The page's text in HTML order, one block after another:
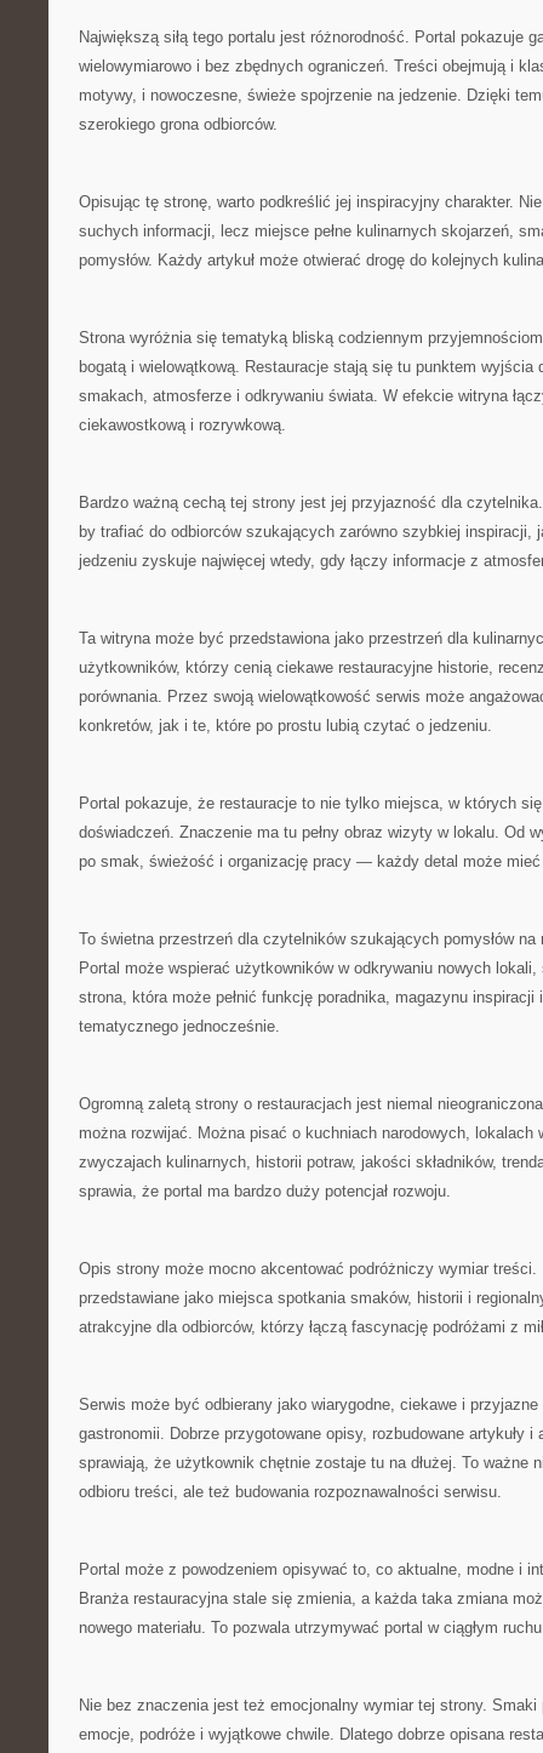
Największą siłą tego portalu jest różnorodność. Portal pokazuje
wielowymiarowo i bez zbędnych ograniczeń. Treści obejmują i
motywy, i nowoczesne, świeże spojrzenie na jedzenie. Dzięki
szerokiego grona odbiorców.
Opisując tę stronę, warto podkreślić jej inspiracyjny charakter.
suchych informacji, lecz miejsce pełne kulinarnych skojarzeń,
pomysłów. Każdy artykuł może otwierać drogę do kolejnych
Strona wyróżnia się tematyką bliską codziennym
bogatą i wielowątkową. Restauracje stają się tu punktem wyjścia
smakach, atmosferze i odkrywaniu świata. W efekcie witryna
ciekawostkową i rozrywkową.
Bardzo ważną cechą tej strony jest jej przyjazność dla
by trafiać do odbiorców szukających zarówno szybkiej inspiracji,
jedzeniu zyskuje najwięcej wtedy, gdy łączy informacje z
Ta witryna może być przedstawiona jako przestrzeń dla
użytkowników, którzy cenią ciekawe restauracyjne historie,
porównania. Przez swoją wielowątkowość serwis może
konkretów, jak i te, które po prostu lubią czytać o jedzeniu.
Portal pokazuje, że restauracje to nie tylko miejsca, w których
doświadczeń. Znaczenie ma tu pełny obraz wizyty w lokalu. Od
po smak, świeżość i organizację pracy — każdy detal może
To świetna przestrzeń dla czytelników szukających pomysłów
Portal może wspierać użytkowników w odkrywaniu nowych lokali,
strona, która może pełnić funkcję poradnika, magazynu inspiracji
tematycznego jednocześnie.
Ogromną zaletą strony o restauracjach jest niemal
można rozwijać. Można pisać o kuchniach narodowych, lokalach
zwyczajach kulinarnych, historii potraw, jakości składników,
sprawia, że portal ma bardzo duży potencjał rozwoju.
Opis strony może mocno akcentować podróżniczy wymiar
przedstawiane jako miejsca spotkania smaków, historii i
atrakcyjne dla odbiorców, którzy łączą fascynację podróżami z
Serwis może być odbierany jako wiarygodne, ciekawe i przyjazne
gastronomii. Dobrze przygotowane opisy, rozbudowane artykuły
sprawiają, że użytkownik chętnie zostaje tu na dłużej. To ważne
odbioru treści, ale też budowania rozpoznawalności serwisu.
Portal może z powodzeniem opisywać to, co aktualne, modne i
Branża restauracyjna stale się zmienia, a każda taka zmiana
nowego materiału. To pozwala utrzymywać portal w ciągłym
Nie bez znaczenia jest też emocjonalny wymiar tej strony. Smaki
emocje, podróże i wyjątkowe chwile. Dlatego dobrze opisana